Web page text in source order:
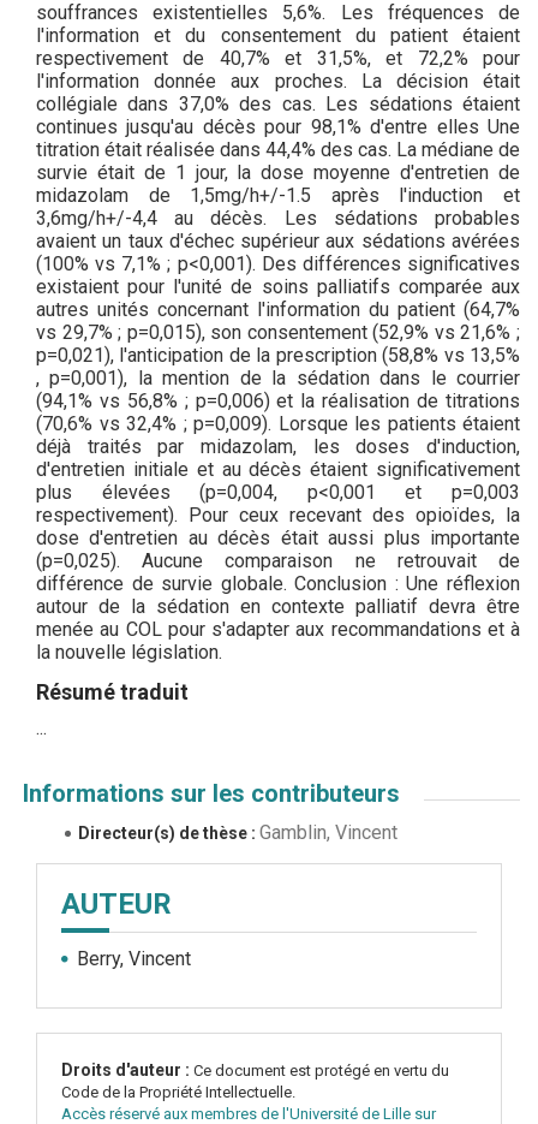
souffrances existentielles 5,6%. Les fréquences de
l'information et du consentement du patient étaient
respectivement de 40,7% et 31,5%, et 72,2% pour
l'information donnée aux proches. La décision était
collégiale dans 37,0% des cas. Les sédations étaient
continues jusqu'au décès pour 98,1% d'entre elles Une
titration était réalisée dans 44,4% des cas. La médiane de
survie était de 1 jour, la dose moyenne d'entretien de
midazolam de 1,5mg/h+/-1.5 après l'induction et
3,6mg/h+/-4,4 au décès. Les sédations probables
avaient un taux d'échec supérieur aux sédations avérées
(100% vs 7,1% ; p<0,001). Des différences significatives
existaient pour l'unité de soins palliatifs comparée aux
autres unités concernant l'information du patient (64,7%
vs 29,7% ; p=0,015), son consentement (52,9% vs 21,6% ;
p=0,021), l'anticipation de la prescription (58,8% vs 13,5%
, p=0,001), la mention de la sédation dans le courrier
(94,1% vs 56,8% ; p=0,006) et la réalisation de titrations
(70,6% vs 32,4% ; p=0,009). Lorsque les patients étaient
déjà traités par midazolam, les doses d'induction,
d'entretien initiale et au décès étaient significativement
plus élevées (p=0,004, p<0,001 et p=0,003
respectivement). Pour ceux recevant des opioïdes, la
dose d'entretien au décès était aussi plus importante
(p=0,025). Aucune comparaison ne retrouvait de
différence de survie globale. Conclusion : Une réflexion
autour de la sédation en contexte palliatif devra être
menée au COL pour s'adapter aux recommandations et à
la nouvelle législation.
Résumé traduit
Informations sur les contributeurs
Directeur(s) de thèse : Gamblin, Vincent
AUTEUR
Berry, Vincent
Droits d'auteur : Ce document est protégé en vertu du
Code de la Propriété Intellectuelle.
Accès réservé aux membres de l'Université de Lille sur